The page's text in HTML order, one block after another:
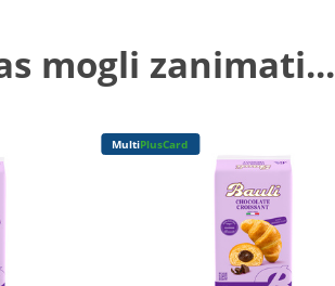
mogli zanimati...
MultiPlusCard